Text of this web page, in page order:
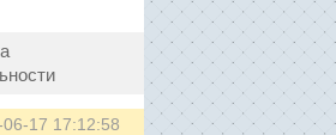
06-17 17:12:58